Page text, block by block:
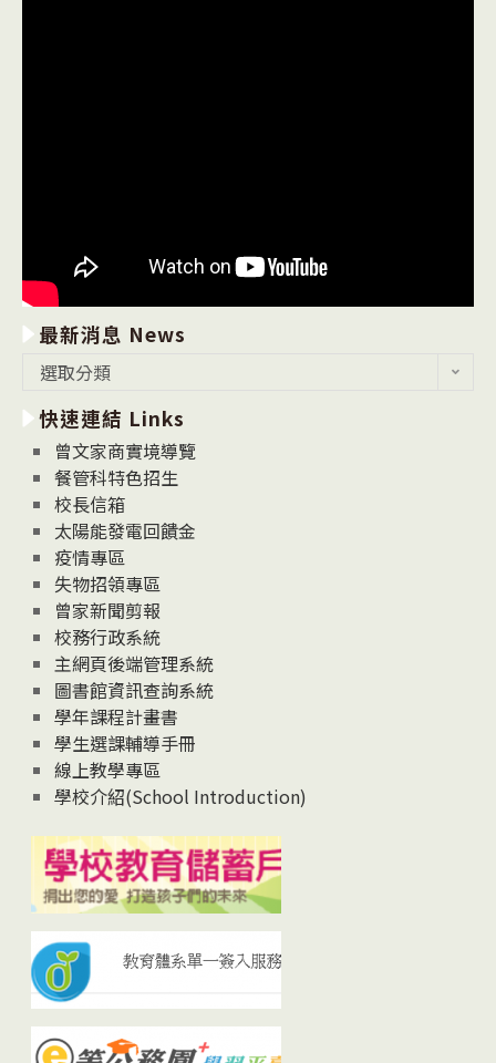
最新消息 News
消
息
News
選取分類
快速連結 Links
曾文家商實境導覽
餐管科特色招生
校長信箱
太陽能發電回饋金
疫情專區
失物招領專區
曾家新聞剪報
校務行政系統
主網頁後端管理系統
圖書館資訊查詢系統
學年課程計畫書
學生選課輔導手冊
線上教學專區
學校介紹(School Introduction)